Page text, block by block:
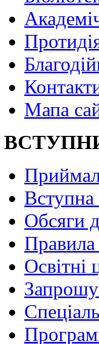
Мапа
Вступна
Обсяги
Освітні